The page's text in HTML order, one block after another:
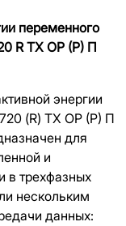
переменного
R ТХ ОP (P) П
энергии
(R) ТХ ОP (P) П
для
и
в трехфазных
нескольким
данных: